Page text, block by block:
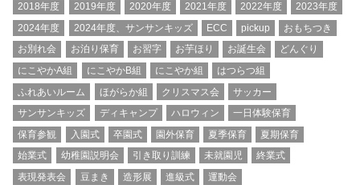
2018年度 2019年度 2020年度 2021年度 2022年度
2023年度
2024年度
2024年度、サンサンキッズ ECC pickup
おもちつき
お別れ会
お泊り保育 お習字 お芋ほり お誕生会
どんぐり
にこやかA組
にこやかB組 にこやか組
はつらつ組
ふれあいルーム
ほがらか組 クリスマス会
サッカー
サンサンキッズ
ディキャンプ ハロウィン
一日体験保育
保育参観
入園式 卒園式 園外保育 夏季保育
夏期保育
始業式
幼稚園説明会 引き取り訓練 未就園児
終業式
表現発表会
豆まき 造形展 進級式 運動会